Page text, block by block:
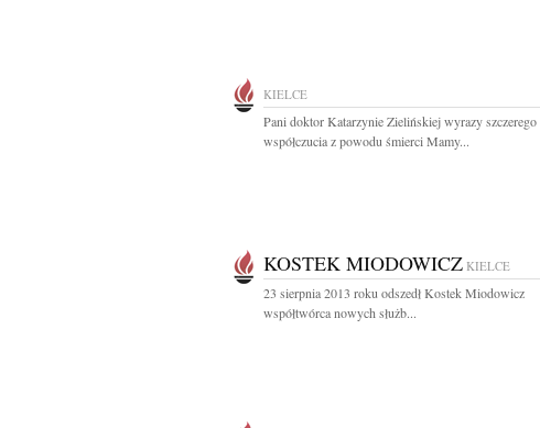
KIELCE
Pani doktor Katarzynie Zielińskiej wyrazy szczerego
współczucia z powodu śmierci Mamy...
KOSTEK MIODOWICZ KIELCE
23 sierpnia 2013 roku odszedł Kostek Miodowicz
współtwórca nowych służb...